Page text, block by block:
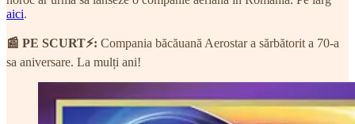
aici.
📰 PE SCURT⚡: Compania băcăuană Aerostar a sărbătorit a 70-a
sa aniversare. La mulți ani!